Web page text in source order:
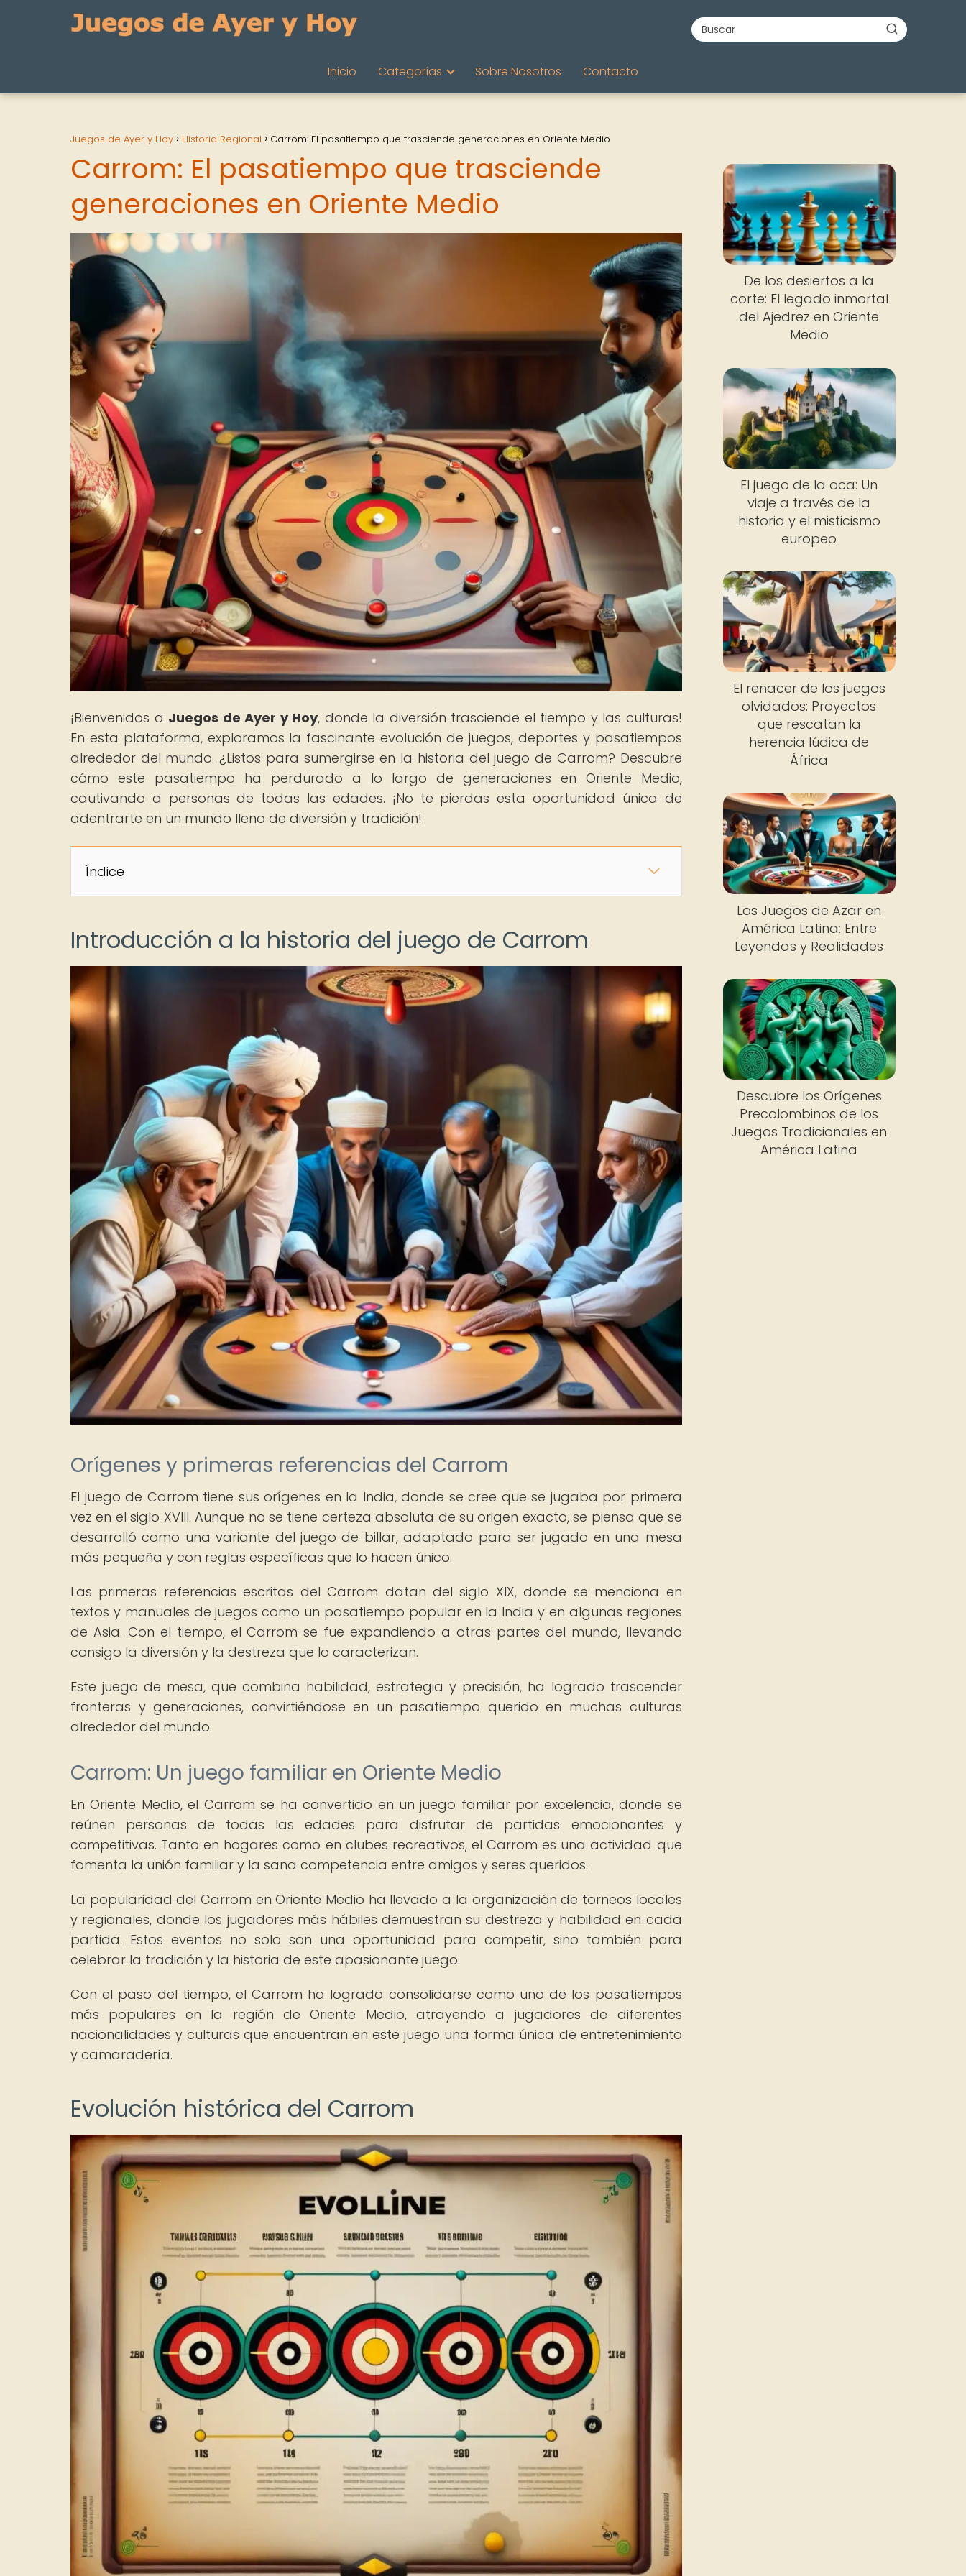
Inicio Categorías Sobre Nosotros Contacto
Juegos de Ayer y Hoy Historia Regional Carrom: El pasatiempo que trasciende generaciones en Oriente Medio
Carrom: El pasatiempo que trasciende
generaciones en Oriente Medio
¡Bienvenidos a Juegos de Ayer y Hoy, donde la diversión trasciende el tiempo y las culturas!
En esta plataforma, exploramos la fascinante evolución de juegos, deportes y pasatiempos
alrededor del mundo. ¿Listos para sumergirse en la historia del juego de Carrom? Descubre
cómo este pasatiempo ha perdurado a lo largo de generaciones en Oriente Medio,
cautivando a personas de todas las edades. ¡No te pierdas esta oportunidad única de
adentrarte en un mundo lleno de diversión y tradición!
Índice
Introducción a la historia del juego de Carrom
Orígenes y primeras referencias del Carrom
El juego de Carrom tiene sus orígenes en la India, donde se cree que se jugaba por primera
vez en el siglo XVIII. Aunque no se tiene certeza absoluta de su origen exacto, se piensa que se
desarrolló como una variante del juego de billar, adaptado para ser jugado en una mesa
más pequeña y con reglas específicas que lo hacen único.
Las primeras referencias escritas del Carrom datan del siglo XIX, donde se menciona en
textos y manuales de juegos como un pasatiempo popular en la India y en algunas regiones
de Asia. Con el tiempo, el Carrom se fue expandiendo a otras partes del mundo, llevando
consigo la diversión y la destreza que lo caracterizan.
Este juego de mesa, que combina habilidad, estrategia y precisión, ha logrado trascender
fronteras y generaciones, convirtiéndose en un pasatiempo querido en muchas culturas
alrededor del mundo.
Carrom: Un juego familiar en Oriente Medio
En Oriente Medio, el Carrom se ha convertido en un juego familiar por excelencia, donde se
reúnen personas de todas las edades para disfrutar de partidas emocionantes y
competitivas. Tanto en hogares como en clubes recreativos, el Carrom es una actividad que
fomenta la unión familiar y la sana competencia entre amigos y seres queridos.
La popularidad del Carrom en Oriente Medio ha llevado a la organización de torneos locales
y regionales, donde los jugadores más hábiles demuestran su destreza y habilidad en cada
partida. Estos eventos no solo son una oportunidad para competir, sino también para
celebrar la tradición y la historia de este apasionante juego.
Con el paso del tiempo, el Carrom ha logrado consolidarse como uno de los pasatiempos
más populares en la región de Oriente Medio, atrayendo a jugadores de diferentes
nacionalidades y culturas que encuentran en este juego una forma única de entretenimiento
y camaradería.
Evolución histórica del Carrom
De los desiertos a la
corte: El legado inmortal
del Ajedrez en Oriente
Medio
El juego de la oca: Un
viaje a través de la
historia y el misticismo
europeo
El renacer de los juegos
olvidados: Proyectos
que rescatan la
herencia lúdica de
África
Los Juegos de Azar en
América Latina: Entre
Leyendas y Realidades
Descubre los Orígenes
Precolombinos de los
Juegos Tradicionales en
América Latina